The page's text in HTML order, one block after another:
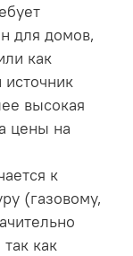
для домов,
как
высокая
цены на
к
(газовому,
как